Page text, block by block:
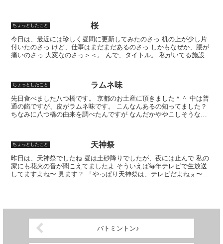
ちょっとしたこと 桜
今日は、最近には珍しく昼間に更新してみたのさっ 机の上が少し片
付いたのさっ けど、仕事はまだまだあるのさっ しかもなぜか、腰が
痛いのさっ 大変なのさっ＞＜。 んで、タイトル。 私がいてる施設
ちょっとしたこと ラムネ味
先日食べました八つ橋です。 京都のお土産に頂きました＾＾ 中は普
通の餡ですが、皮がラムネ味です。 こんなんあるの知ってました？
ちなみに八つ橋の由来を調べたんですが なんだかややこしそうなの
ちょっとしたこと 天神祭
昨日は、天神祭でしたね 昼は土砂降りでしたが、夜には止んで 私の
家にも花火の音が聞こえてましたよ そういえば毎年テレビで生放送
してますよね〜 見ます？ 「やっぱり天神祭は、テレビだよねぇ〜」
バトミントン♪